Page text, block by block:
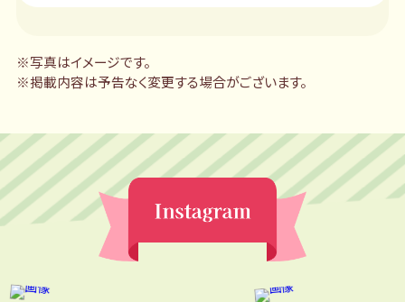
※写真はイメージです。
※掲載内容は予告なく変更する場合がございます。